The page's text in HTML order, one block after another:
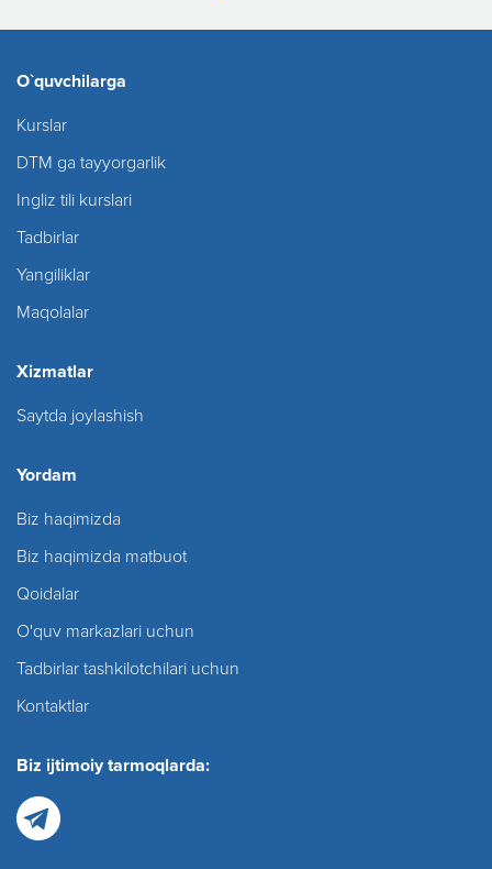
O`quvchilarga
Kurslar
DTM ga tayyorgarlik
Ingliz tili kurslari
Tadbirlar
Yangiliklar
Maqolalar
Xizmatlar
Saytda joylashish
Yordam
Biz haqimizda
Biz haqimizda matbuot
Qoidalar
O'quv markazlari uchun
Tadbirlar tashkilotchilari uchun
Kontaktlar
Biz ijtimoiy tarmoqlarda: